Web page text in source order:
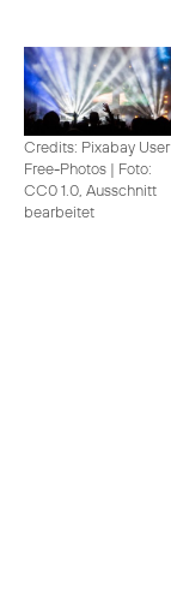
Credits: Pixabay User
Free-Photos | Foto:
CC0 1.0, Ausschnitt
bearbeitet